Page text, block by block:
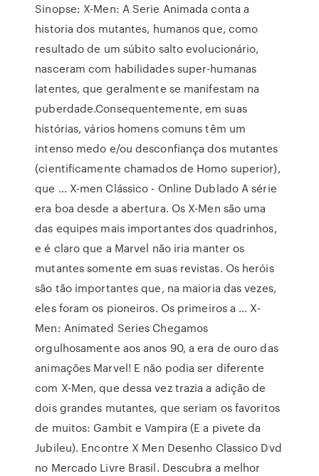
Sinopse: X-Men: A Serie Animada conta a
historia dos mutantes, humanos que, como
resultado de um súbito salto evolucionário,
nasceram com habilidades super-humanas
latentes, que geralmente se manifestam na
puberdade.Consequentemente, em suas
histórias, vários homens comuns têm um
intenso medo e/ou desconfiança dos mutantes
(cientificamente chamados de Homo superior),
que … X-men Clássico - Online Dublado A série
era boa desde a abertura. Os X-Men são uma
das equipes mais importantes dos quadrinhos,
e é claro que a Marvel não iria manter os
mutantes somente em suas revistas. Os heróis
são tão importantes que, na maioria das vezes,
eles foram os pioneiros. Os primeiros a … X-
Men: Animated Series Chegamos
orgulhosamente aos anos 90, a era de ouro das
animações Marvel! E não podia ser diferente
com X-Men, que dessa vez trazia a adição de
dois grandes mutantes, que seriam os favoritos
de muitos: Gambit e Vampira (E a pivete da
Jubileu). Encontre X Men Desenho Classico Dvd
no Mercado Livre Brasil. Descubra a melhor